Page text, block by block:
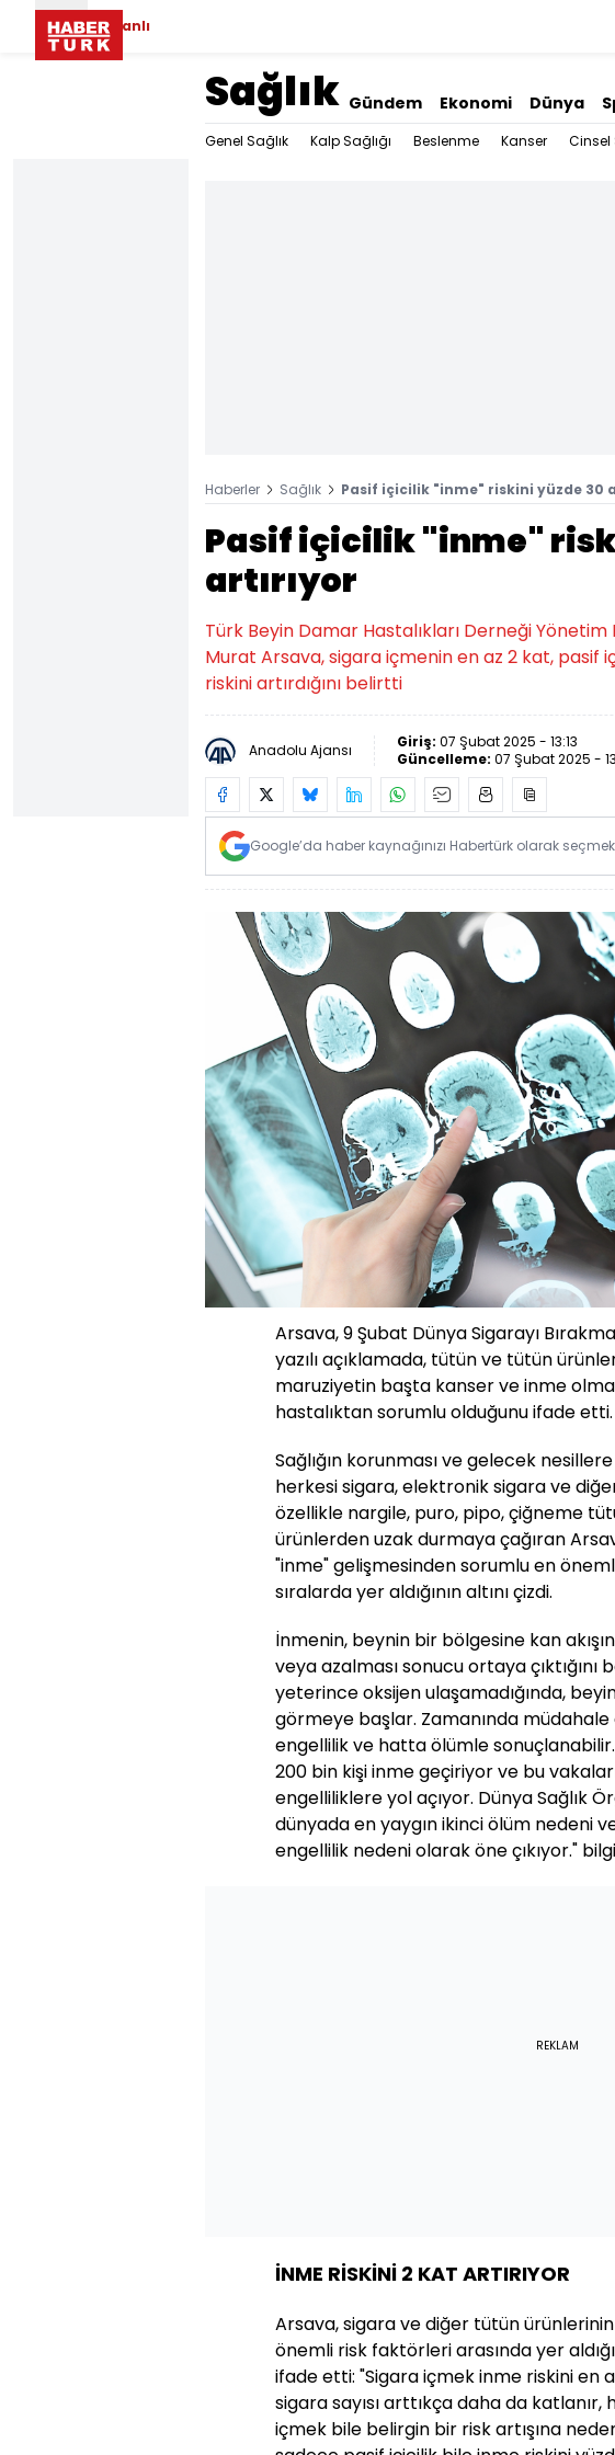
Canlı
Sağlık Gündem Ekonomi Dünya
Genel Sağlık Kalp Sağlığı Beslenme Kanser Cinsel
Haberler Sağlık Pasif içicilik "inme" riskini yüzde 30
Pasif içicilik "inme"
artırıyor
Türk Beyin Damar Hastalıkları Derneği Yönetim
Murat Arsava, sigara içmenin en az 2 kat, pasif
riskini artırdığını belirtti
Anadolu Ajansı Giriş: 07 Şubat 2025 - 13:13
Güncelleme: 07 Şubat 2025 -
Google’da haber kaynağınızı Habertürk olarak seçmek
Arsava, 9 Şubat Dünya Sigarayı
yazılı açıklamada, tütün ve tütün
maruziyetin başta kanser ve inme
hastalıktan sorumlu olduğunu ifade etti.
Sağlığın korunması ve gelecek
herkesi sigara, elektronik sigara ve
özellikle nargile, puro, pipo, çiğneme
ürünlerden uzak durmaya çağıran
"inme" gelişmesinden sorumlu en
sıralarda yer aldığının altını çizdi.
İnmenin, beynin bir bölgesine kan
veya azalması sonucu ortaya çıktığını
yeterince oksijen ulaşamadığında,
görmeye başlar. Zamanında müdahale
engellilik ve hatta ölümle
200 bin kişi inme geçiriyor ve bu
engelliliklere yol açıyor. Dünya Sağlık
dünyada en yaygın ikinci ölüm nedeni
engellilik nedeni olarak öne çıkıyor."
REKLAM
İNME RİSKİNİ 2 KAT ARTIRIYOR
Arsava, sigara ve diğer tütün
önemli risk faktörleri arasında yer
ifade etti: "Sigara içmek inme riskini en
sigara sayısı arttıkça daha da
içmek bile belirgin bir risk artışına